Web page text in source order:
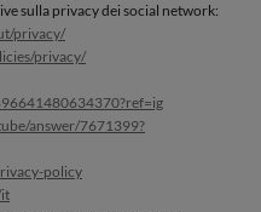
sulla privacy dei social network:
privacy/
privacy/
answer/7671399?
policy